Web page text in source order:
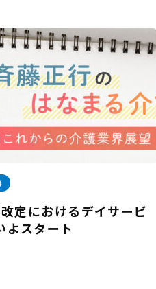
定におけるデイサービ
よスタート